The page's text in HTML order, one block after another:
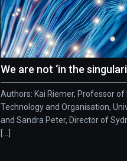
We are not ‘in the
Authors: Kai Riemer, Professor
Technology and Organisation,
and Sandra Peter, Director of
[...]